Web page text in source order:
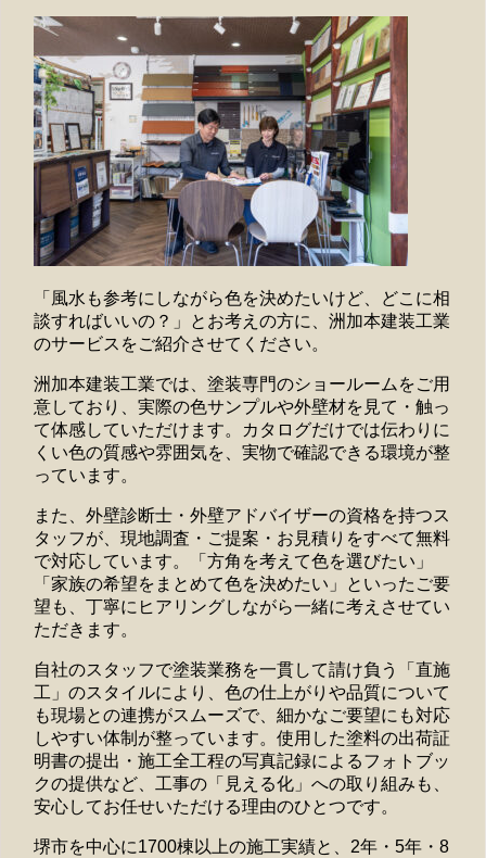
「風水も参考にしながら色を決めたいけど、どこに相
談すればいいの？」とお考えの方に、洲加本建装工業
のサービスをご紹介させてください。
洲加本建装工業では、塗装専門のショールームをご用
意しており、実際の色サンプルや外壁材を見て・触っ
て体感していただけます。カタログだけでは伝わりに
くい色の質感や雰囲気を、実物で確認できる環境が整
っています。
また、外壁診断士・外壁アドバイザーの資格を持つス
タッフが、現地調査・ご提案・お見積りをすべて無料
で対応しています。「方角を考えて色を選びたい」
「家族の希望をまとめて色を決めたい」といったご要
望も、丁寧にヒアリングしながら一緒に考えさせてい
ただきます。
自社のスタッフで塗装業務を一貫して請け負う「直施
工」のスタイルにより、色の仕上がりや品質について
も現場との連携がスムーズで、細かなご要望にも対応
しやすい体制が整っています。使用した塗料の出荷証
明書の提出・施工全工程の写真記録によるフォトブッ
クの提供など、工事の「見える化」への取り組みも、
安心してお任せいただける理由のひとつです。
堺市を中心に1700棟以上の施工実績と、2年・5年・8